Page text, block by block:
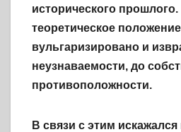
исторического
теоретическое
вульгаризировано и
неузнаваемости, до
противоположности.
В связи с этим искажался